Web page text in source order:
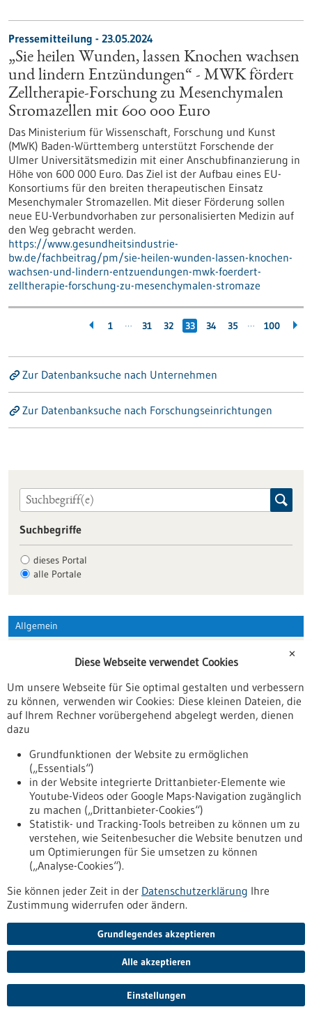
Pressemitteilung - 23.05.2024
„Sie heilen Wunden, lassen Knochen wachsen
und lindern Entzündungen“ - MWK fördert
Zelltherapie-Forschung zu Mesenchymalen
Stromazellen mit 600 000 Euro
Das Ministerium für Wissenschaft, Forschung und Kunst
(MWK) Baden-Württemberg unterstützt Forschende der
Ulmer Universitätsmedizin mit einer Anschubfinanzierung in
Höhe von 600 000 Euro. Das Ziel ist der Aufbau eines EU-
Konsortiums für den breiten therapeutischen Einsatz
Mesenchymaler Stromazellen. Mit dieser Förderung sollen
neue EU-Verbundvorhaben zur personalisierten Medizin auf
den Weg gebracht werden.
https://www.gesundheitsindustrie-
bw.de/fachbeitrag/pm/sie-heilen-wunden-lassen-knochen-
wachsen-und-lindern-entzuendungen-mwk-foerdert-
zelltherapie-forschung-zu-mesenchymalen-stromaze
1 … 31 32 33 34 35 … 100
Zur Datenbanksuche nach Unternehmen
Zur Datenbanksuche nach Forschungseinrichtungen
Suchbegriffe
dieses Portal
alle Portale
Allgemein
Veranstaltungen
Erscheinungsdatum
zurücksetzen
anzeigen
Nach oben
Informiert bleiben
Newsletter abonnieren
✕
Diese Webseite verwendet Cookies
Um unsere Webseite für Sie optimal gestalten und verbessern
zu können, verwenden wir Cookies: Diese kleinen Dateien, die
auf Ihrem Rechner vorübergehend abgelegt werden, dienen
dazu
Grundfunktionen der Website zu ermöglichen
(„Essentials“)
in der Website integrierte Drittanbieter-Elemente wie
Youtube-Videos oder Google Maps-Navigation zugänglich
zu machen („Drittanbieter-Cookies“)
Statistik- und Tracking-Tools betreiben zu können um zu
verstehen, wie Seitenbesucher die Website benutzen und
um Optimierungen für Sie umsetzen zu können
(„Analyse-Cookies“).
Sie können jeder Zeit in der Datenschutzerklärung Ihre
Zustimmung widerrufen oder ändern.
Grundlegendes akzeptieren
Alle akzeptieren
Einstellungen